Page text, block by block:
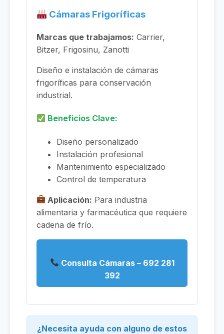
Cámaras Frigoríficas
Marcas que trabajamos: Carrier,
Bitzer, Frigosinu, Zanotti
Diseño e instalación de cámaras
frigoríficas para conservación
industrial.
Beneficios Clave:
Diseño personalizado
Instalación profesional
Mantenimiento especializado
Control de temperatura
Aplicación: Para industria
alimentaria y farmacéutica que requiere
cadena de frío.
Consulta Cámaras – 692 281
392
¿Necesita ayuda con alguno de estos